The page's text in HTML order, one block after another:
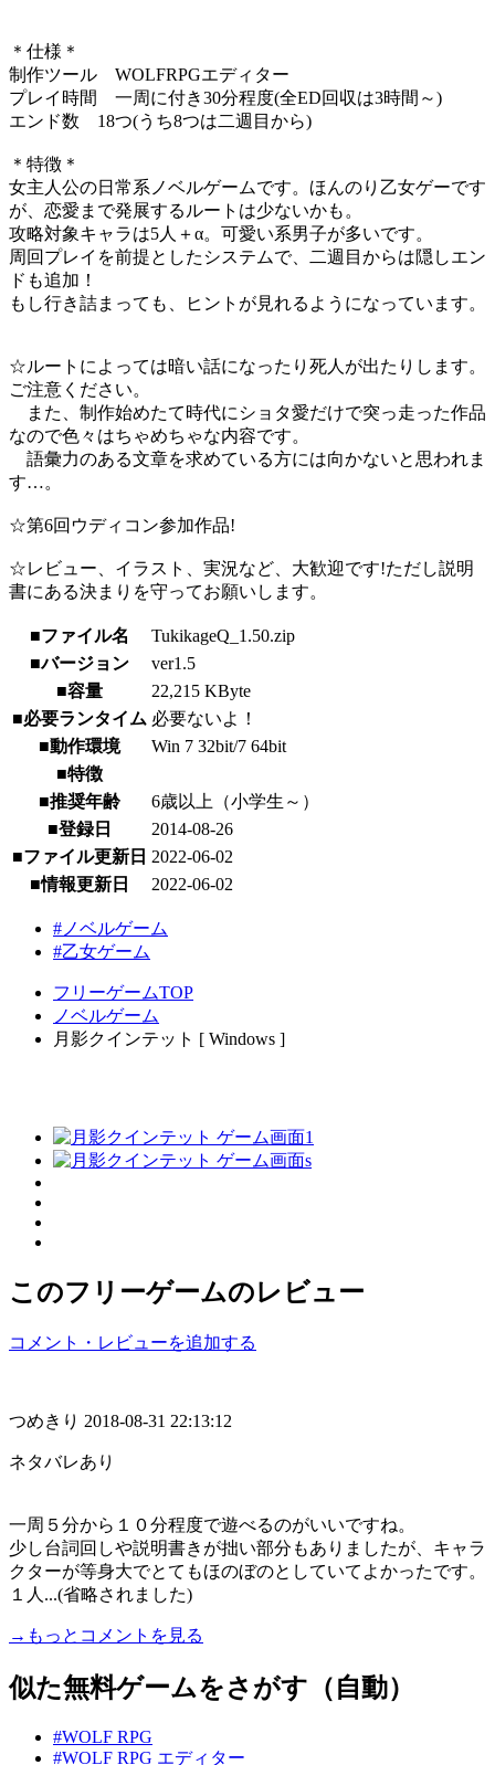
＊仕様＊
制作ツール WOLFRPGエディター
プレイ時間 一周に付き30分程度(全ED回収は3時間～)
エンド数 18つ(うち8つは二週目から)
＊特徴＊
女主人公の日常系ノベルゲームです。ほんのり乙女ゲーです
が、恋愛まで発展するルートは少ないかも。
攻略対象キャラは5人＋α。可愛い系男子が多いです。
周回プレイを前提としたシステムで、二週目からは隠しエン
ドも追加！
もし行き詰まっても、ヒントが見れるようになっています。
☆ルートによっては暗い話になったり死人が出たりします。
ご注意ください。
また、制作始めたて時代にショタ愛だけで突っ走った作品
なので色々はちゃめちゃな内容です。
語彙力のある文章を求めている方には向かないと思われま
す…。
☆第6回ウディコン参加作品!
☆レビュー、イラスト、実況など、大歓迎です!ただし説明
書にある決まりを守ってお願いします。
■ファイル名
TukikageQ_1.50.zip
■バージョン
ver1.5
■容量
22,215 KByte
■必要ランタイム 必要ないよ！
■動作環境
Win 7 32bit/7 64bit
■特徴
■推奨年齢
6歳以上（小学生～）
■登録日
2014-08-26
■ファイル更新日 2022-06-02
■情報更新日
2022-06-02
#ノベルゲーム
#乙女ゲーム
フリーゲームTOP
ノベルゲーム
月影クインテット [ Windows ]
このフリーゲームのレビュー
コメント・レビューを追加する
つめきり 2018-08-31 22:13:12
ネタバレあり
一周５分から１０分程度で遊べるのがいいですね。
少し台詞回しや説明書きが拙い部分もありましたが、キャラ
クターが等身大でとてもほのぼのとしていてよかったです。
１人...(省略されました)
→もっとコメントを見る
似た無料ゲームをさがす（自動）
#WOLF RPG
#WOLF RPG エディター